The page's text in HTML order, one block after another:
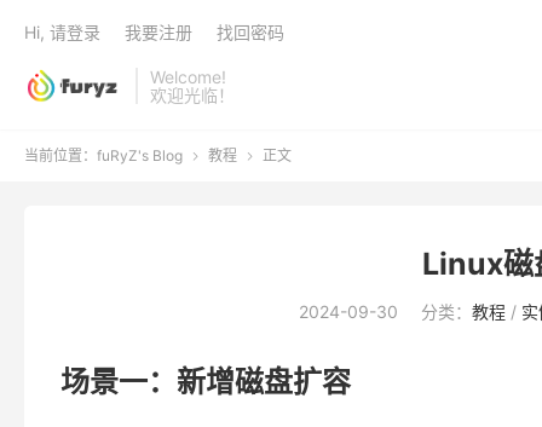
Welcome!
欢迎光临！
Hi, 请登录 我要注册 找回密码
当前位置： fuRyZ's Blog  教程  正文
Linux磁
2024-09-30 分类： 教程/ 实
场景一：新增磁盘扩容